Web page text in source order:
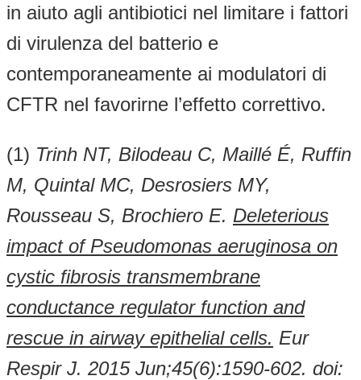
in aiuto agli antibiotici nel limitare i fattori
di virulenza del batterio e
contemporaneamente ai modulatori di
CFTR nel favorirne l’effetto correttivo.
(1) Trinh NT, Bilodeau C, Maillé É, Ruffin
M, Quintal MC, Desrosiers MY,
Rousseau S, Brochiero E. Deleterious
impact of Pseudomonas aeruginosa on
cystic fibrosis transmembrane
conductance regulator function and
rescue in airway epithelial cells. Eur
Respir J. 2015 Jun;45(6):1590-602. doi: